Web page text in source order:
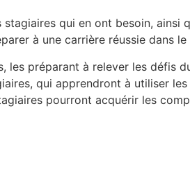
qui en ont besoin, ainsi
à une carrière réussie dans le
les préparant à relever les défis
qui apprendront à utiliser
pourront acquérir les